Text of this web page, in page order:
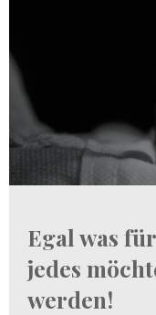
Egal was
jedes
werden!